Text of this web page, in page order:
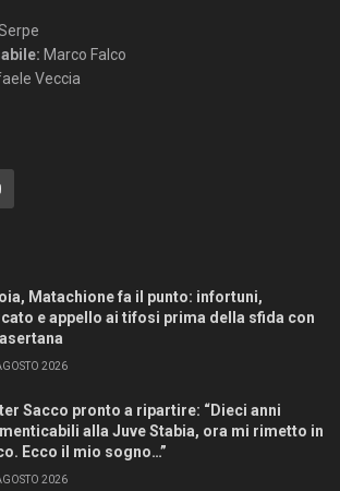
Marco Falco
Veccia
Matachione fa il punto: infortuni,
e appello ai tifosi prima della sfida con
2026
Sacco pronto a ripartire: “Dieci anni
alla Juve Stabia, ora mi rimetto in
Ecco il mio sogno…”
2026